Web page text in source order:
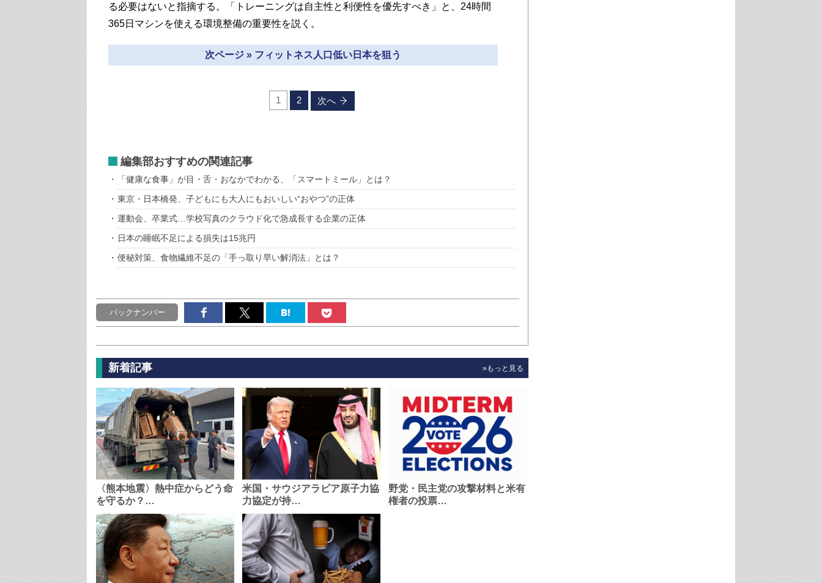
る必要はないと指摘する。「トレーニングは自主性と利便性を優先すべき」と、24時間
365日マシンを使える環境整備の重要性を説く。
次ページ » フィットネス人口低い日本を狙う
1 2 次へ
編集部おすすめの関連記事
「健康な食事」が目・舌・おなかでわかる、「スマートミール」とは？
東京・日本橋発、子どもにも大人にもおいしい“おやつ”の正体
運動会、卒業式…学校写真のクラウド化で急成長する企業の正体
日本の睡眠不足による損失は15兆円
便秘対策、食物繊維不足の「手っ取り早い解消法」とは？
バックナンバー
新着記事 »もっと見る
〈熊本地震〉熱中症からどう命
を守るか？…
米国・サウジアラビア原子力協
力協定が持…
野党・民主党の攻撃材料と米有
権者の投票…